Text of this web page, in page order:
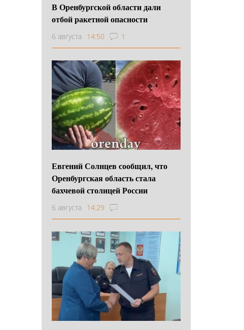
В Оренбургской области дали
отбой ракетной опасности
6 августа 14:50 1
Евгений Солнцев сообщил, что
Оренбургская область стала
бахчевой столицей России
6 августа 14:29